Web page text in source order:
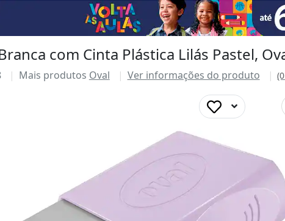
com Cinta Plástica Lilás Pastel,
Mais produtos Oval Ver informações do produto